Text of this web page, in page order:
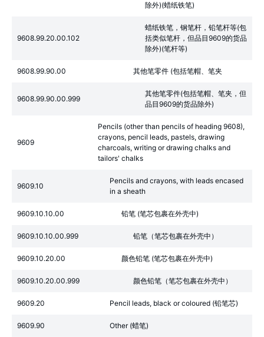
除外)(蜡纸铁笔)
9608.99.20.00.102
蜡纸铁笔，钢笔杆，铅笔杆等(包
括类似笔杆，但品目9609的货品
除外)(笔杆等)
9608.99.90.00 其他笔零件 (包括笔帽、笔夹
9608.99.90.00.999
其他笔零件(包括笔帽、笔夹，但
品目9609的货品除外)
9609
Pencils (other than pencils of heading 9608),
crayons, pencil leads, pastels, drawing
charcoals, writing or drawing chalks and
tailors' chalks
9609.10
Pencils and crayons, with leads encased
in a sheath
9609.10.10.00 铅笔 (笔芯包裹在外壳中)
9609.10.10.00.999 铅笔（笔芯包裹在外壳中）
9609.10.20.00 颜色铅笔 (笔芯包裹在外壳中)
9609.10.20.00.999 颜色铅笔（笔芯包裹在外壳中）
9609.20 Pencil leads, black or coloured (铅笔芯)
9609.90 Other (蜡笔)